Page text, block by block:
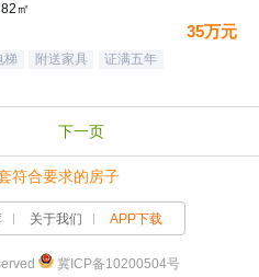
㎡
35万元
梯 附送家具 证满五年
下一页
符合要求的房子
关于我们 APP下载
冀ICP备10200504号